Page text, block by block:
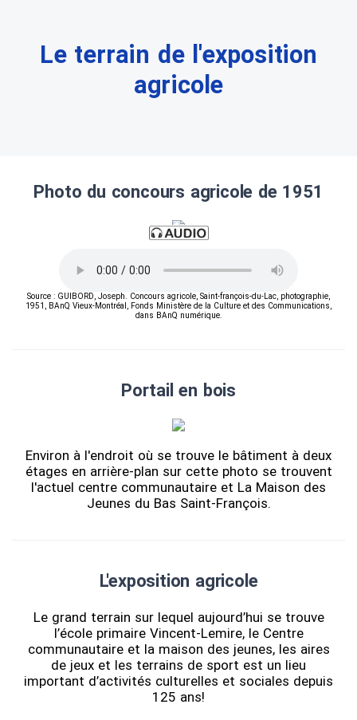
Le terrain de l'exposition
agricole
Photo du concours agricole de 1951
Source : GUIBORD, Joseph. Concours agricole, Saint-françois-du-Lac, photographie,
1951, BAnQ Vieux-Montréal, Fonds Ministère de la Culture et des Communications,
dans BAnQ numérique.
Portail en bois
Environ à l'endroit où se trouve le bâtiment à deux
étages en arrière-plan sur cette photo se trouvent
l'actuel centre communautaire et La Maison des
Jeunes du Bas Saint-François.
L'exposition agricole
Le grand terrain sur lequel aujourd’hui se trouve
l’école primaire Vincent-Lemire, le Centre
communautaire et la maison des jeunes, les aires
de jeux et les terrains de sport est un lieu
important d’activités culturelles et sociales depuis
125 ans!